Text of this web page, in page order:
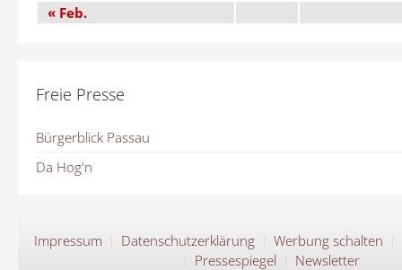
« Feb.
Freie Presse
Bürgerblick Passau
Da Hog'n
Impressum Datenschutzerklärung
Werbung schalten
Pressespiegel
Newsletter